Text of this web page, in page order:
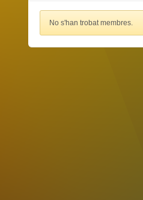
No s'han trobat membres.